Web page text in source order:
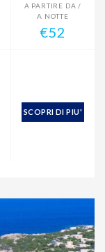
A PARTIRE DA /
A NOTTE
€52
SCOPRI DI PIU'